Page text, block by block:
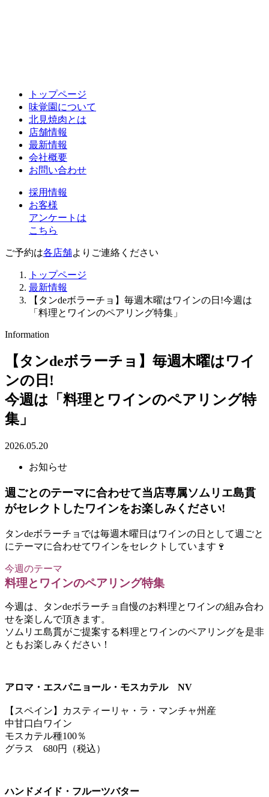
トップページ
味覚園について
北見焼肉とは
店舗情報
最新情報
会社概要
お問い合わせ
採用情報
お客様
アンケートは
こちら
ご予約は各店舗よりご連絡ください
トップページ
最新情報
【タンdeボラーチョ】毎週木曜はワインの日!今週は
「料理とワインのペアリング特集」
Information
【タンdeボラーチョ】毎週木曜はワイ
ンの日!
今週は「料理とワインのペアリング特
集」
2026.05.20
お知らせ
週ごとのテーマに合わせて当店専属ソムリエ島貫
がセレクトしたワインをお楽しみください!
タンdeボラーチョでは毎週木曜日はワインの日として週ごと
にテーマに合わせてワインをセレクトしています🍷
今週のテーマ
料理とワインのペアリング特集
今週は、タンdeボラーチョ自慢のお料理とワインの組み合わ
せを楽しんで頂きます。
ソムリエ島貫がご提案する料理とワインのペアリングを是非
ともお楽しみください！
アロマ・エスパニョール・モスカテル NV
【スペイン】カスティーリャ・ラ・マンチャ州産
中甘口白ワイン
モスカテル種100％
グラス 680円（税込）
ハンドメイド・フルーツバター